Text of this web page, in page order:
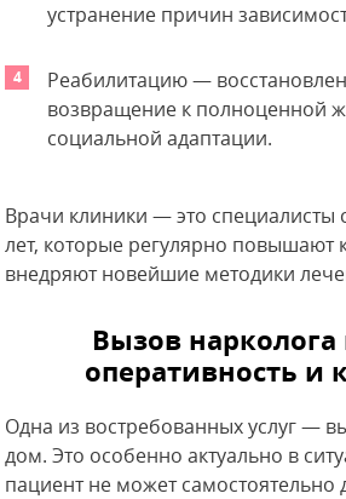
устранение причин
Реабилитацию —
возвращение к полноценной
социальной адаптации.
Врачи клиники — это специалисты
лет, которые регулярно повышают
внедряют новейшие методики
Вызов
оперативность и
Одна из востребованных услуг —
дом. Это особенно актуально в
пациент не может самостоятельно